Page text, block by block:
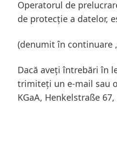
Operatorul de
de protecție a datelor,
(denumit în continuare
Dacă aveți întrebări în
trimiteți un e-mail sau
KGaA, Henkelstraße